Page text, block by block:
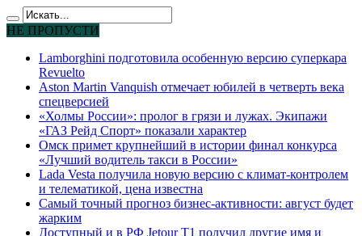
НЕ ПРОПУСТИ
Lamborghini подготовила особенную версию суперкара
Revuelto
Aston Martin Vanquish отмечает юбилей в четверть века
спецверсией
«Холмы России»: пролог в грязи и лужах. Экипажи
«ГАЗ Рейд Спорт» показали характер
Омск примет крупнейший в истории финал конкурса
«Лучший водитель такси в России»
Lada Vesta получила новую версию с климат-контролем
и телематикой, цена известна
Самый точный прогноз бизнес-активности: август будет
жарким
Доступный и в РФ Jetour T1 получил другие имя и